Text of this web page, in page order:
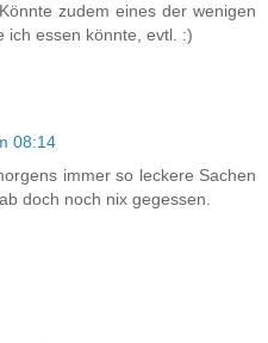
zudem eines der wenigen
ich essen könnte, evtl. :)
08:14
immer so leckere Sachen
doch noch nix gegessen.